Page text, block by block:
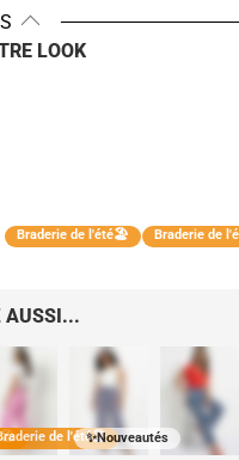
Longueur 72 cm
LOOK
Braderie de l'été🏖️ Braderie de
AUSSI...
de l'été🏖️✨Nouveautés